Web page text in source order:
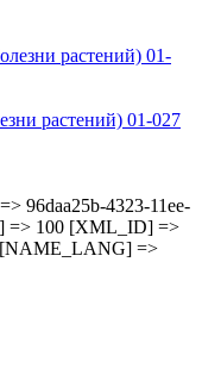
растений) 01-027
96daa25b-4323-11ee-
=> 100 [XML_ID] =>
[NAME_LANG] =>